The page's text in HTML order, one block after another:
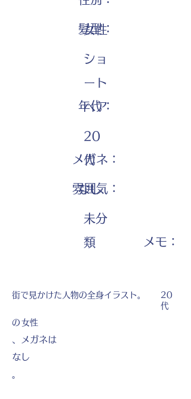
女性
髪型：
ショ
ート
ヘア
年代：
20
代
メガネ：
なし
雰囲気：
未分
類
​メモ：
街で見かけた人物の全身イラスト。
20
代
の 女性
、メガネは
なし
。